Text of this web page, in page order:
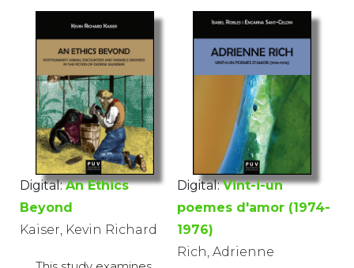
Digital: An Ethics
Beyond
Kaiser, Kevin Richard
Digital: Vint-i-un
poemes d'amor (1974-
1976)
Rich, Adrienne